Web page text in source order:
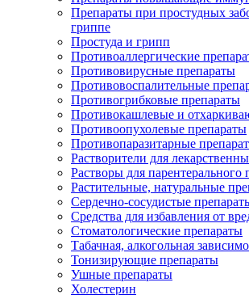
Препараты при простудных
гриппе
Простуда и грипп
Противоаллергические
Противовирусные препараты
Противовоспалительные
Противогрибковые препараты
Противокашлевые и
Противоопухолевые препараты
Противопаразитарные
Растворители для
Растворы для парентерального
Растительные, натуральные
Сердечно-сосудистые
Средства для избавления от
Стоматологические препараты
Табачная, алкогольная
Тонизирующие препараты
Ушные препараты
Холестерин